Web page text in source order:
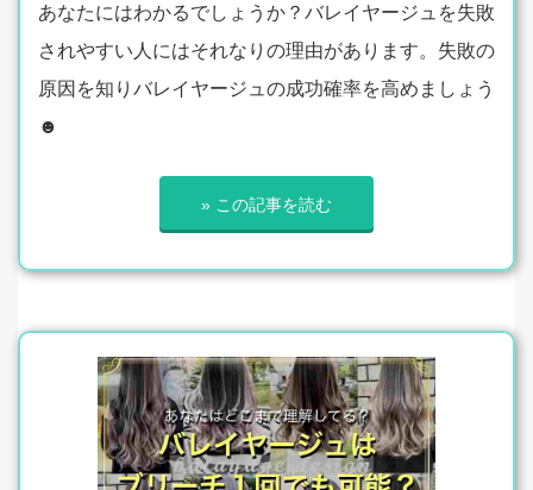
あなたにはわかるでしょうか？バレイヤージュを失敗
されやすい人にはそれなりの理由があります。失敗の
原因を知りバレイヤージュの成功確率を高めましょう
☻
» この記事を読む